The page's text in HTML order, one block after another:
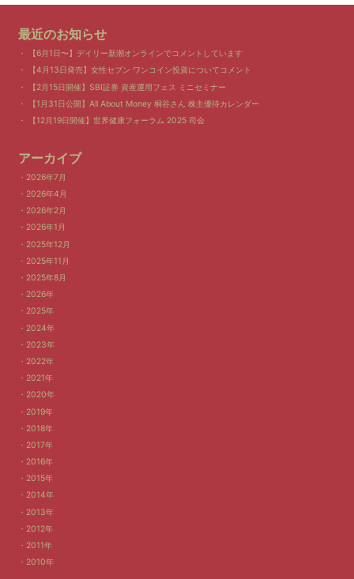
最近のお知らせ
【6月1日〜】デイリー新潮オンラインでコメントしています
【4月13日発売】女性セブン ワンコイン投資についてコメント
【2月15日開催】SBI証券 資産運用フェス ミニセミナー
【1月31日公開】All About Money 桐谷さん 株主優待カレンダー
【12月19日開催】世界健康フォーラム 2025 司会
アーカイブ
2026年7月
2026年4月
2026年2月
2026年1月
2025年12月
2025年11月
2025年8月
2026年
2025年
2024年
2023年
2022年
2021年
2020年
2019年
2018年
2017年
2016年
2015年
2014年
2013年
2012年
2011年
2010年